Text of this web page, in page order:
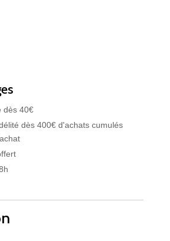
dès 40€
dès 400€ d'achats cumulés